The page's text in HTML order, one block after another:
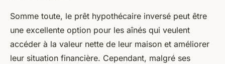
Somme toute, le prêt hypothécaire inversé peut être
une excellente option pour les aînés qui veulent
accéder à la valeur nette de leur maison et améliorer
leur situation financière. Cependant, malgré ses